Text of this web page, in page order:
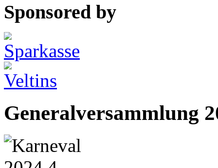
Sponsored by
Generalversammlung